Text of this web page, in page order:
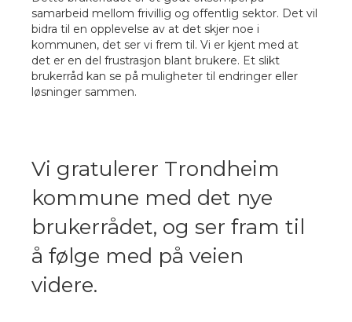
samarbeid mellom frivillig og offentlig sektor. Det vil
bidra til en opplevelse av at det skjer noe i
kommunen, det ser vi frem til. Vi er kjent med at
det er en del frustrasjon blant brukere. Et slikt
brukerråd kan se på muligheter til endringer eller
løsninger sammen.
Vi gratulerer Trondheim
kommune med det nye
brukerrådet, og ser fram til
å følge med på veien
videre.